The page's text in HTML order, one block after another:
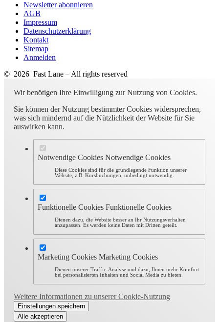
Newsletter abonnieren
AGB
Impressum
Datenschutzerklärung
Kontakt
Sitemap
Anmelden
© 2026 Fast Lane – All rights reserved
Wir benötigen Ihre Einwilligung zur Nutzung von Cookies.
Sie können der Nutzung bestimmter Cookies widersprechen,
was sich mindernd auf die Nützlichkeit der Website für Sie
auswirken kann.
Notwendige Cookies Notwendige Cookies
Diese Cookies sind für die grundlegende Funktion unserer
Website, z.B. Kursbuchungen, unbedingt notwendig.
Funktionelle Cookies Funktionelle Cookies
Dienen dazu, die Website besser an Ihr Nutzungsverhalten
anzupassen. Es werden keine Daten mit Dritten geteilt.
Marketing Cookies Marketing Cookies
Dienen unserer Traffic-Analyse und dazu, Ihnen mehr Komfort
bei personalisierten Inhalten und Social Media zu bieten.
Weitere Informationen zu unserer Cookie-Nutzung